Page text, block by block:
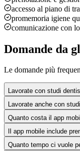
accesso al piano di
promemoria igiene
comunicazione con
Domande da
Le domande più
Lavorate con studi
Lavorate anche con
Quanto costa il app
Il app mobile include
Quanto tempo ci vuole